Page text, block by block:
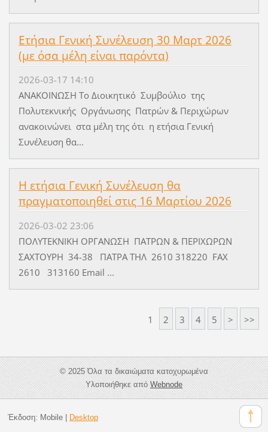
Ετήσια Γενική Συνέλευση 30 Μαρτ 2026
(με όσα μέλη είναι παρόντα)
2026-03-17 14:10
ΑΝΑΚΟΙΝΩΣΗ Το Διοικητικό Συμβούλιο της
Πολυτεκνικής Οργάνωσης Πατρών & Περιχώρων
ανακοινώνει στα μέλη της ότι η ετήσια Γενική
Συνέλευση θα...
H ετήσια Γενική Συνέλευση θα
πραγματοποιηθεί στις 16 Μαρτίου 2026
2026-03-02 23:06
ΠΟΛΥΤΕΚΝΙΚΗ ΟΡΓΑΝΩΣΗ ΠΑΤΡΩΝ & ΠΕΡΙΧΩΡΩΝ
ΣΑΧΤΟΥΡΗ 34-38 ΠΑΤΡΑ ΤΗΛ 2610 318220 FAX
2610 313160 Email ...
1 2 3 4 5 > >>
© 2025 Όλα τα δικαιώματα κατοχυρωμένα
Υλοποιήθηκε απόWebnode
Έκδοση: Mobile| Desktop